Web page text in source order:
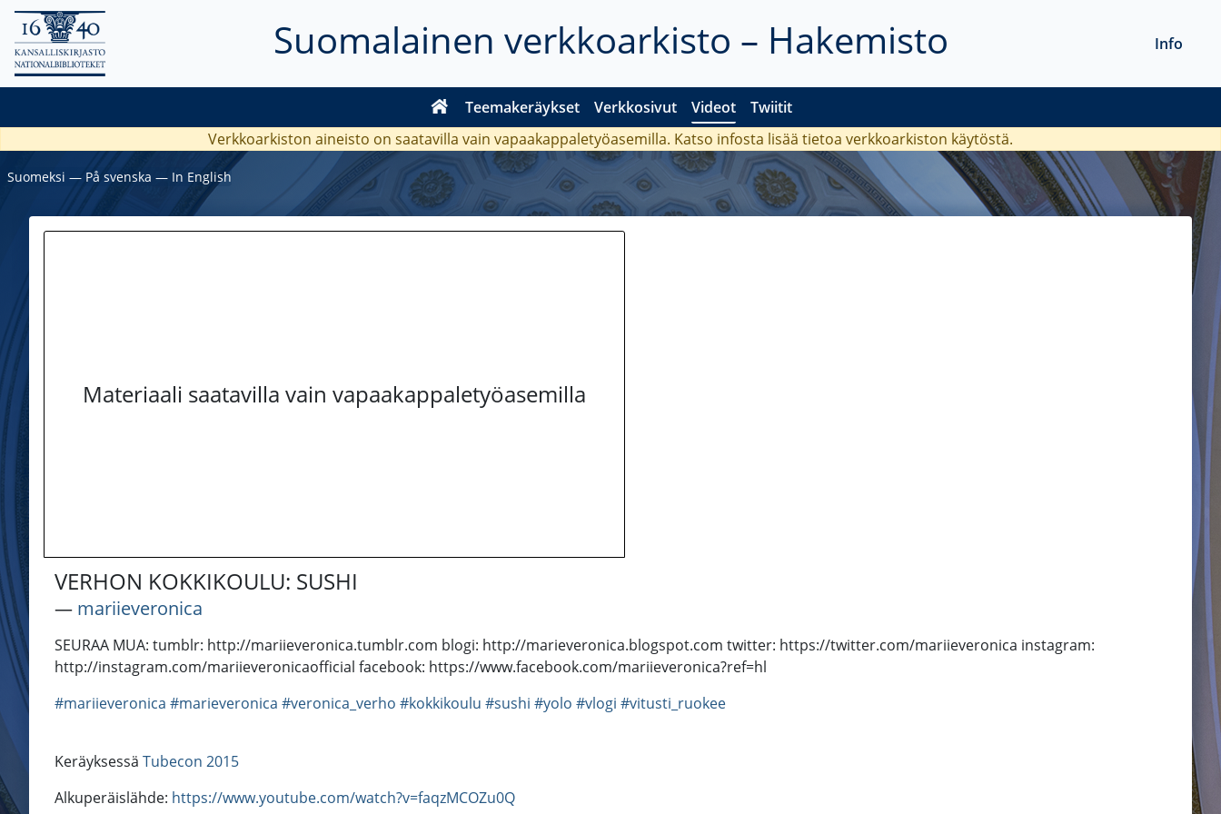
Suomalainen verkkoarkisto – Hakemisto
Teemakeräykset Verkkosivut Videot Twiitit
Info
Verkkoarkiston aineisto on saatavilla vain vapaakappaletyöasemilla. Katso infosta lisää tietoa verkkoarkiston käytöstä.
Suomeksi ― På svenska ― In English
Materiaali saatavilla vain vapaakappaletyöasemilla
VERHON KOKKIKOULU: SUSHI
― mariieveronica
SEURAA MUA: tumblr: http://mariieveronica.tumblr.com blogi: http://marieveronica.blogspot.com twitter: https://twitter.com/mariieveronica instagram:
http://instagram.com/mariieveronicaofficial facebook: https://www.facebook.com/mariieveronica?ref=hl
#mariieveronica #marieveronica #veronica_verho #kokkikoulu #sushi #yolo #vlogi #vitusti_ruokee
Keräyksessä Tubecon 2015
Alkuperäislähde: https://www.youtube.com/watch?v=faqzMCOZu0Q